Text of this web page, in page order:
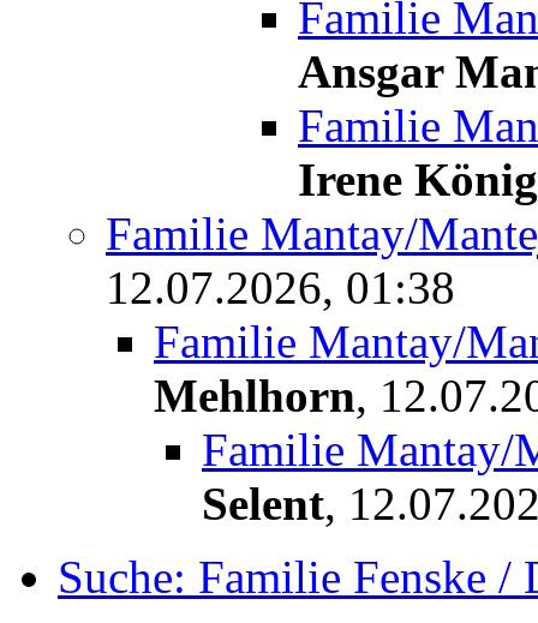
Familie
Ansgar
Familie
Irene König
Familie Mantay/
12.07.2026, 01:38
Familie Mantay/
Mehlhorn,
Familie Mantay/
Selent,
Suche: Familie Fenske